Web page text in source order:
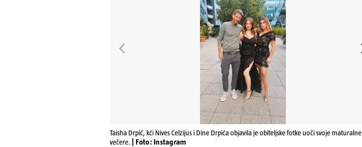
Taisha Drpić, kći Nives Celzijus i Dine Drpića objavila je obiteljske fotke uoči svoje maturalne
večere.
| Foto: Instagram